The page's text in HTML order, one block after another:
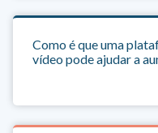
empregados
Como é que uma
vídeo pode ajudar a